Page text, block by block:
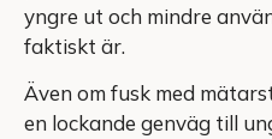
yngre ut och mindre
faktiskt är.
Även om fusk med
en lockande genväg till